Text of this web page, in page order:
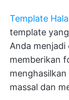
Template
template
Anda
memberikan
massal dan